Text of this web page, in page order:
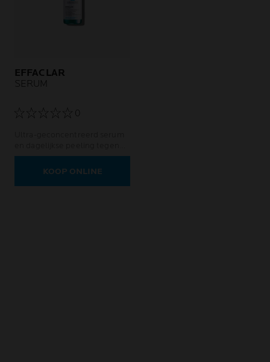
EFFACLAR
SERUM
0
onzuiverheden en
restlittekens.KOOP ONLINE